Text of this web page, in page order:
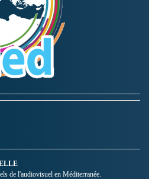
de l'audiovisuel en Méditerranée.